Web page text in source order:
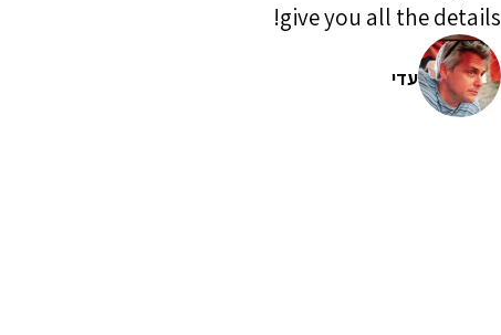
give you all the details!
עדי